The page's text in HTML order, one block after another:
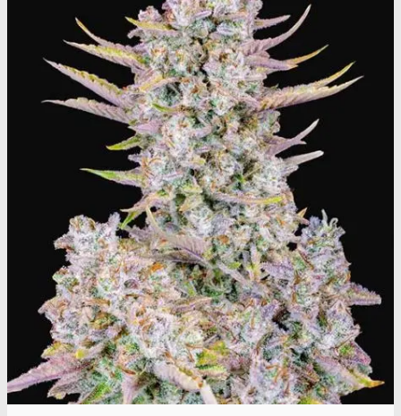
Kokain Tests
Kokain renhedhedstest
Crack renhedhedstest
Kokain blandingsmiddel test
MDMA renhedstest
Ecstasy
Ecstasy renhedstest
Heroin